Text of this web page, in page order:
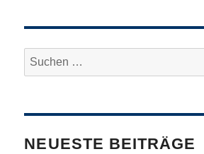
Suche
nach:
NEUESTE BEITRÄGE